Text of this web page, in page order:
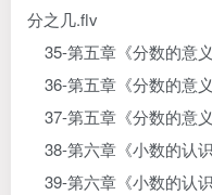
分之几.flv
35-第五章《分数的意
36-第五章《分数的意
37-第五章《分数的意
38-第六章《小数的认
39-第六章《小数的认